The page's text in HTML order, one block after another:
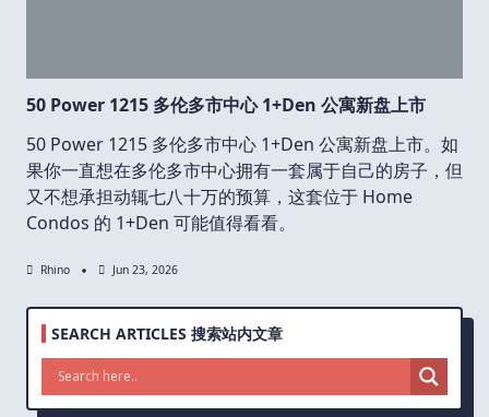
50 Power 1215 多伦多市中心 1+Den 公寓新盘上市
50 Power 1215 多伦多市中心 1+Den 公寓新盘上市。如
果你一直想在多伦多市中心拥有一套属于自己的房子，但
又不想承担动辄七八十万的预算，这套位于 Home
Condos 的 1+Den 可能值得看看。
Rhino Jun 23, 2026
SEARCH ARTICLES 搜索站内文章